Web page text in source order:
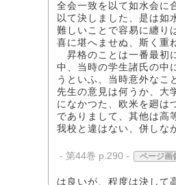
全会一致を以て如水会に
以て決しました、是は如
難しいことで容易に纏り
喜に堪へませぬ、斯く重
昇格のことは一番最初
中、当時の学生諸氏の中
うといふ、当時意外なこ
先生の意見は何うか、大
になかつた、欧米を廻は
でありまして、其他は高
我校と違はない、併しな
- 第44巻 p.290 - ページ画
は良いが、程度は決して